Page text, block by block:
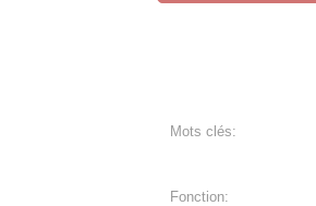
Mots clés:
Fonction: